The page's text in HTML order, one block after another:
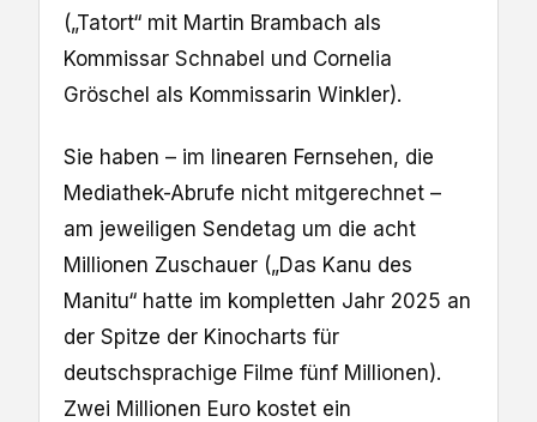
(„Tatort“ mit Martin Brambach als
Kommissar Schnabel und Cornelia
Gröschel als Kommissarin Winkler).
Sie haben – im linearen Fernsehen, die
Mediathek-Abrufe nicht mitgerechnet –
am jeweiligen Sendetag um die acht
Millionen Zuschauer („Das Kanu des
Manitu“ hatte im kompletten Jahr 2025 an
der Spitze der Kinocharts für
deutschsprachige Filme fünf Millionen).
Zwei Millionen Euro kostet ein